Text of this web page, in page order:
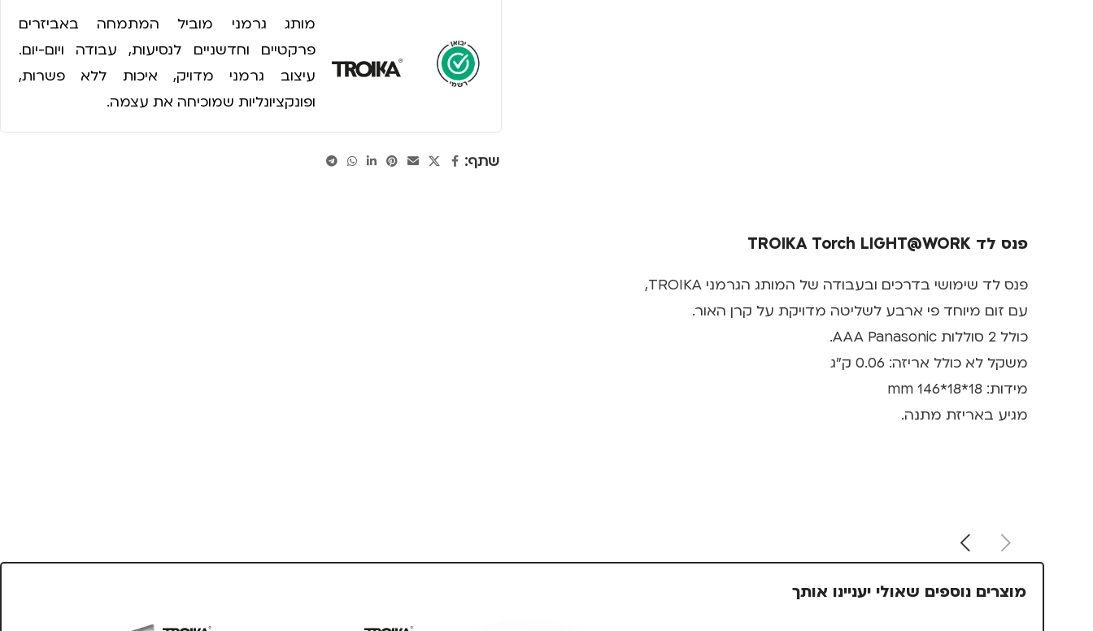
מותג גרמני מוביל המתמחה באביזרים
פרקטיים וחדשניים לנסיעות, עבודה ויום-יום.
עיצוב גרמני מדויק, איכות ללא פשרות,
ופונקציונליות שמוכיחה את עצמה.
שתף:
פנס לד TROIKA Torch LIGHT@WORK
פנס לד שימושי בדרכים ובעבודה של המותג הגרמני TROIKA,
עם זום מיוחד פי ארבע לשליטה מדויקת על קרן האור.
כולל 2 סוללות AAA Panasonic.
משקל לא כולל אריזה: 0.06 ק"ג
מידות: 18*18*146 mm
מגיע באריזת מתנה.
מוצרים נוספים שאולי יעניינו אותך